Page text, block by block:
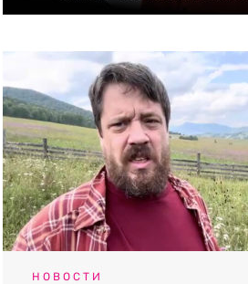
НОВОСТИ